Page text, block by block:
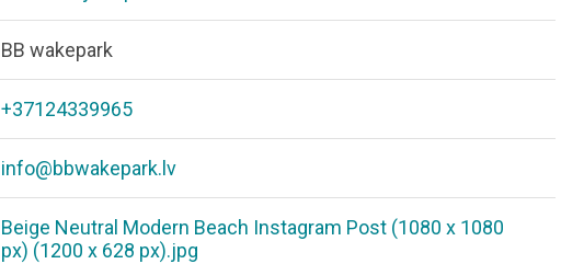
BB wakepark
+37124339965
info@bbwakepark.lv
Beige Neutral Modern Beach Instagram Post (1080 x 1080
px) (1200 x 628 px).jpg